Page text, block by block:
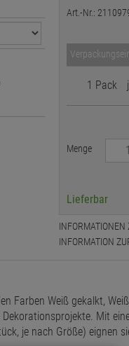
Art.-Nr.:
1 Pack
Menge
Lieferbar
INFORMATIONEN
INFORMATION
Farben Weiß gekalkt,
Mit
je nach Größe) eignen